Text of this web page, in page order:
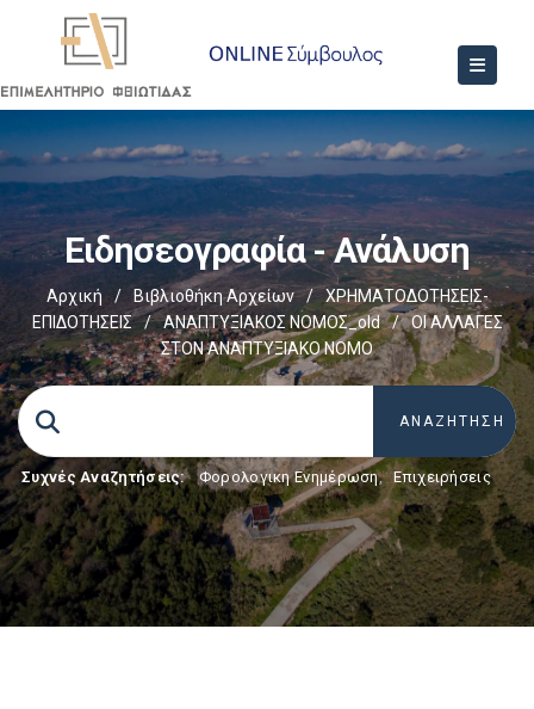
Ειδησεογραφία - Ανάλυση
Αρχική / Βιβλιοθήκη Αρχείων /
ΧΡΗΜΑΤΟΔΟΤΗΣΕΙΣ-
ΕΠΙΔΟΤΗΣΕΙΣ
/ ΑΝΑΠΤΥΞΙΑΚΟΣ ΝΟΜΟΣ_old /
ΟΙ ΑΛΛΑΓΕΣ
ΣΤΟΝ ΑΝΑΠΤΥΞΙΑΚΟ ΝΟΜΟ
Συχνές Αναζητήσεις: Φορολογικη Ενημέρωση, Επιχειρήσεις